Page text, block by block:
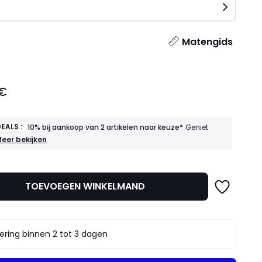
Matengids
: 10% bij aankoop van 2 artikelen naar keuze* Geniet
aankoop
naar
bekijken
TOEVOEGEN WINKELMAND
binnen 2 tot 3 dagen